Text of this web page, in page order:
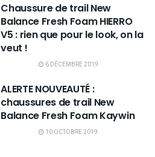
Chaussure de trail New
Balance Fresh Foam HIERRO
V5 : rien que pour le look, on la
veut !
6 DÉCEMBRE 2019
ALERTE NOUVEAUTÉ :
chaussures de trail New
Balance Fresh Foam Kaywin
10 OCTOBRE 2019